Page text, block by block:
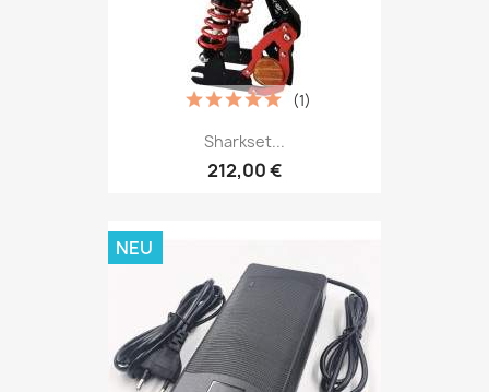
Sharkset...
212,00 €
(1)
NEU